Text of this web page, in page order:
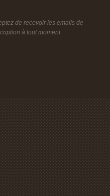
de recevoir les emails de
à tout moment.